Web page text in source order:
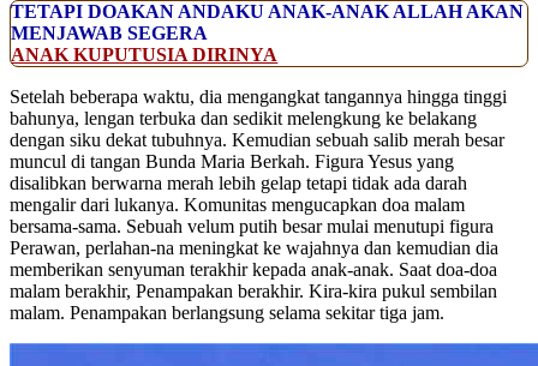
TETAPI DOAKAN ANDAKU ANAK-ANAK ALLAH AKAN
MENJAWAB SEGERA
ANAK KUPUTUSIA DIRINYA
Setelah beberapa waktu, dia mengangkat tangannya hingga tinggi
bahunya, lengan terbuka dan sedikit melengkung ke belakang
dengan siku dekat tubuhnya. Kemudian sebuah salib merah besar
muncul di tangan Bunda Maria Berkah. Figura Yesus yang
disalibkan berwarna merah lebih gelap tetapi tidak ada darah
mengalir dari lukanya. Komunitas mengucapkan doa malam
bersama-sama. Sebuah velum putih besar mulai menutupi figura
Perawan, perlahan-na meningkat ke wajahnya dan kemudian dia
memberikan senyuman terakhir kepada anak-anak. Saat doa-doa
malam berakhir, Penampakan berakhir. Kira-kira pukul sembilan
malam. Penampakan berlangsung selama sekitar tiga jam.